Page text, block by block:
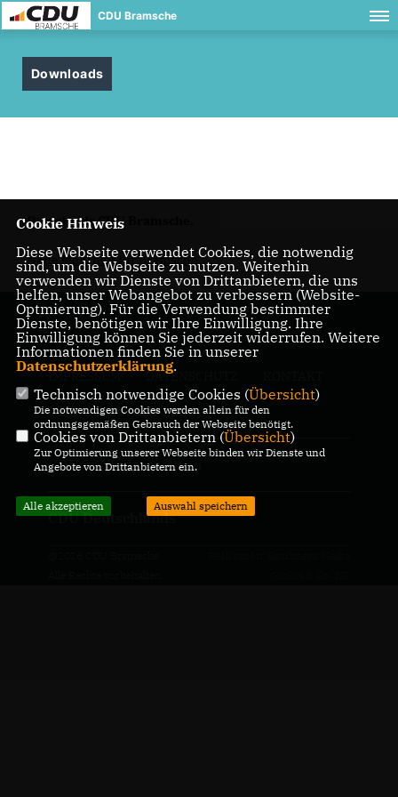
CDU Bramsche
Downloads
Downloads CDU Bramsche.
Neue Mehrheit für Bramsche
IMPRESSUM DATENSCHUTZ
CDU Osnabrück-Land
CDU in Niedersachsen
CDU Deutschlands
Cookie Hinweis
Diese Webseite verwendet Cookies, die notwendig
sind, um die Webseite zu nutzen. Weiterhin
verwenden wir Dienste von Drittanbietern, die uns
helfen, unser Webangebot zu verbessern (Website-
Optmierung). Für die Verwendung bestimmter
Dienste, benötigen wir Ihre Einwilligung. Ihre
Einwilligung können Sie jederzeit widerrufen. Weitere
Informationen finden Sie in unserer
Datenschutzerklärung.
Technisch notwendige Cookies (Übersicht)
Die notwendigen Cookies werden allein für den
ordnungsgemäßen Gebrauch der Webseite benötigt.
Cookies von Drittanbietern (Übersicht)
Zur Optimierung unserer Webseite binden wir Dienste und
Angebote von Drittanbietern ein.
Alle akzeptieren Auswahl speichern